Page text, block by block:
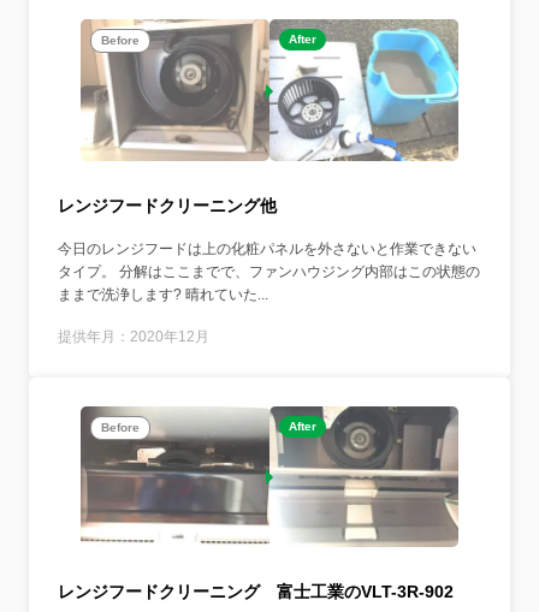
Before After
レンジフードクリーニング他
今日のレンジフードは上の化粧パネルを外さないと作業できない
タイプ。 分解はここまでで、ファンハウジング内部はこの状態の
ままで洗浄します? 晴れていた...
提供年月：2020年12月
Before After
レンジフードクリーニング 富士工業のVLT-3R-902